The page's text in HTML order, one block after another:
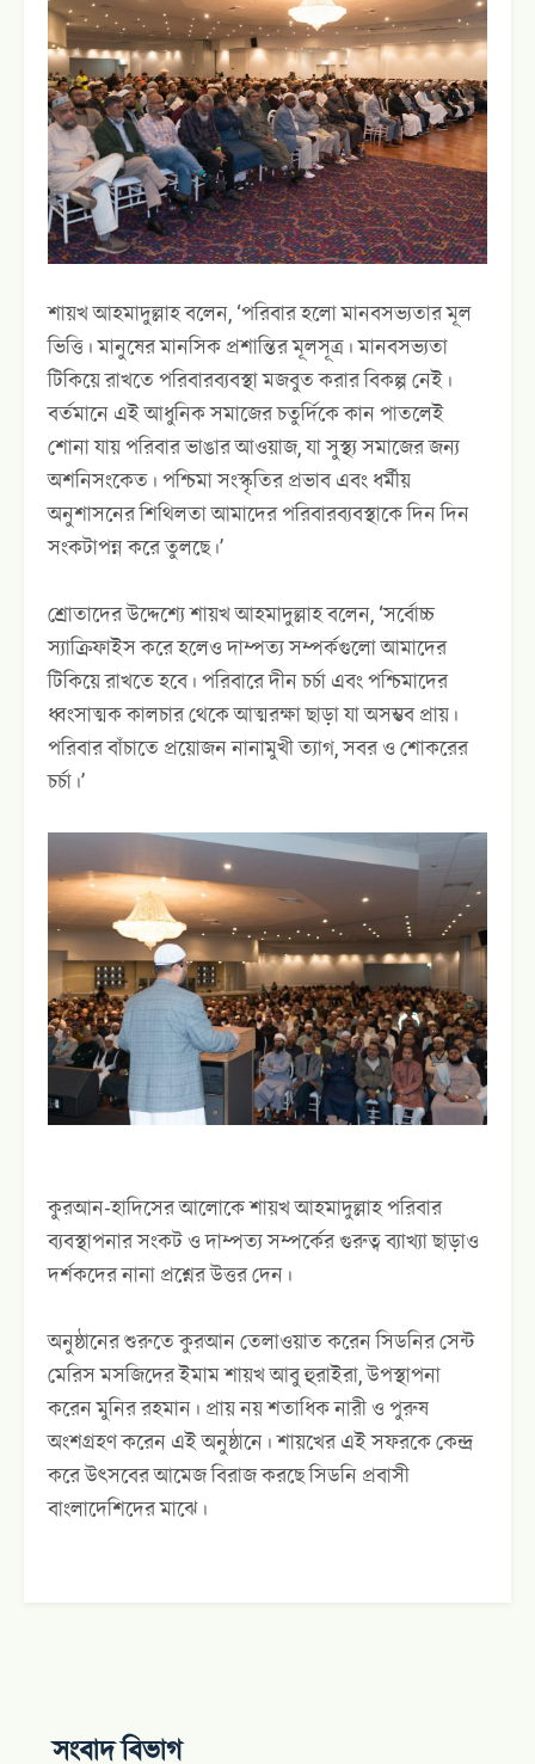
শায়খ আহমাদুল্লাহ বলেন, ‘পরিবার হলো মানবসভ্যতার মূল
ভিত্তি। মানুষের মানসিক প্রশান্তির মূলসূত্র। মানবসভ্যতা
টিকিয়ে রাখতে পরিবারব্যবস্থা মজবুত করার বিকল্প নেই।
বর্তমানে এই আধুনিক সমাজের চতুর্দিকে কান পাতলেই
শোনা যায় পরিবার ভাঙার আওয়াজ, যা সুস্থ্য সমাজের জন্য
অশনিসংকেত। পশ্চিমা সংস্কৃতির প্রভাব এবং ধর্মীয়
অনুশাসনের শিথিলতা আমাদের পরিবারব্যবস্থাকে দিন দিন
সংকটাপন্ন করে তুলছে।’
শ্রোতাদের উদ্দেশ্যে শায়খ আহমাদুল্লাহ বলেন, ‘সর্বোচ্চ
স‍্যাক্রিফাইস করে হলেও দাম্পত্য সম্পর্কগুলো আমাদের
টিকিয়ে রাখতে হবে। পরিবারে দীন চর্চা এবং পশ্চিমাদের
ধ্বংসাত্মক কালচার থেকে আত্মরক্ষা ছাড়া যা অসম্ভব প্রায়।
পরিবার বাঁচাতে প্রয়োজন নানামুখী ত‍্যাগ, সবর ও শোকরের
চর্চা।’
কুরআন-হাদিসের আলোকে শায়খ আহমাদুল্লাহ পরিবার
ব্যবস্থাপনার সংকট ও দাম্পত্য সম্পর্কের গুরুত্ব ব্যাখ্যা ছাড়াও
দর্শকদের নানা প্রশ্নের উত্তর দেন।
অনুষ্ঠানের শুরুতে কুরআন তেলাওয়াত করেন সিডনির সেন্ট
মেরিস মসজিদের ইমাম শায়খ আবু হুরাইরা, উপস্থাপনা
করেন মুনির রহমান। প্রায় নয় শতাধিক নারী ও পুরুষ
অংশগ্রহণ করেন এই অনুষ্ঠানে। শায়খের এই সফরকে কেন্দ্র
করে উৎসবের আমেজ বিরাজ করছে সিডনি প্রবাসী
বাংলাদেশিদের মাঝে।
সংবাদ বিভাগ